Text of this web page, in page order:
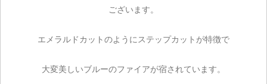
ございます。
エメラルドカットのようにステップカットが特徴で
大変美しいブルーのファイアが宿されています。